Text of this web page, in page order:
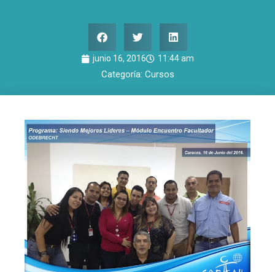
junio 16, 2016 11:44 am
Categoría: Cursos